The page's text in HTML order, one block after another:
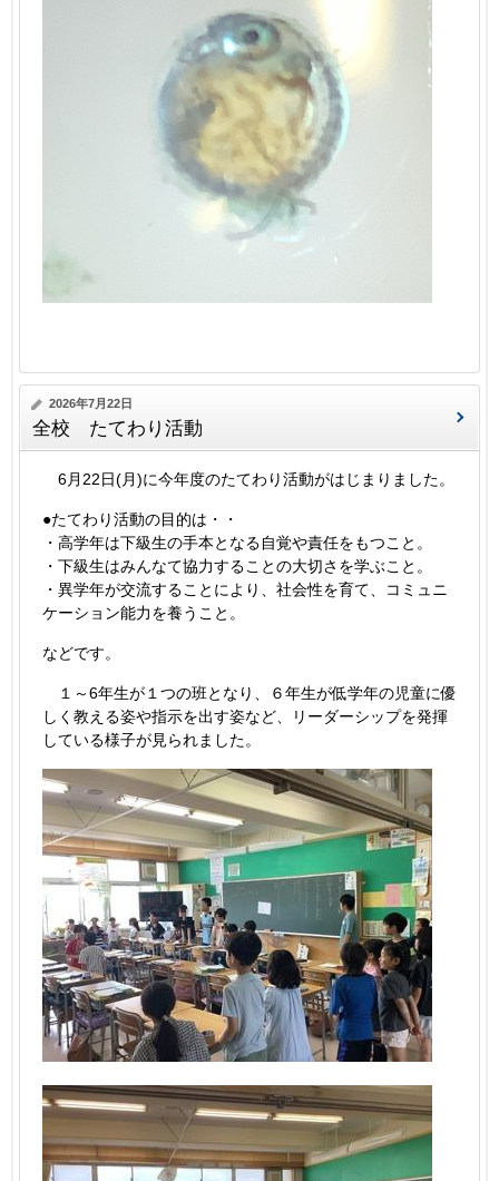
2026年7月22日
全校 たてわり活動
6月22日(月)に今年度のたてわり活動がはじまりました。
●たてわり活動の目的は・・
・高学年は下級生の手本となる自覚や責任をもつこと。
・下級生はみんなて協力することの大切さを学ぶこと。
・異学年が交流することにより、社会性を育て、コミュニ
ケーション能力を養うこと。
などです。
１～6年生が１つの班となり、６年生が低学年の児童に優
しく教える姿や指示を出す姿など、リーダーシップを発揮
している様子が見られました。